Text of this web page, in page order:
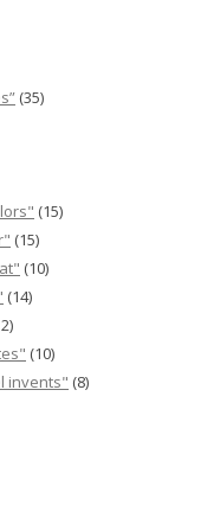
(35)
(15)
(15)
(10)
(14)
(10)
invents" (8)